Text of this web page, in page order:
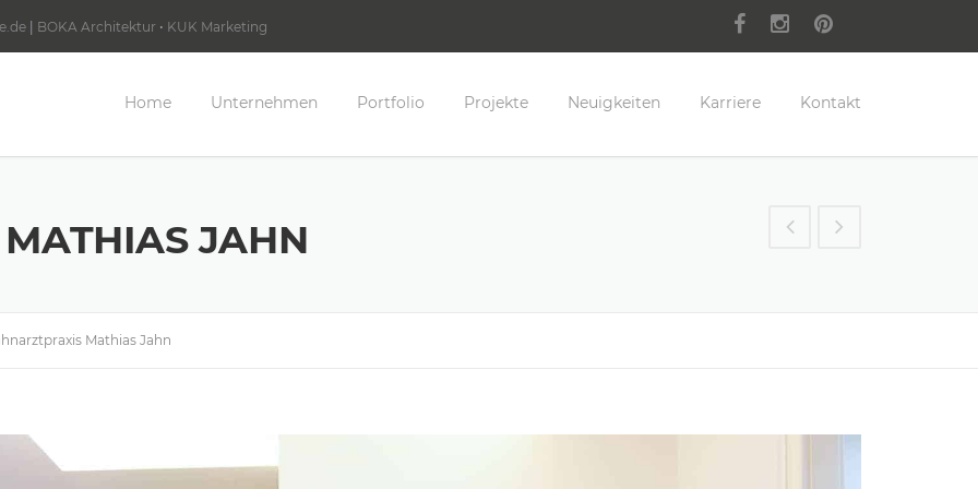
BOKA Architektur • KUK Marketing
Home Unternehmen Portfolio Projekte Neuigkeiten Karriere Kontakt
JAHN
Mathias Jahn